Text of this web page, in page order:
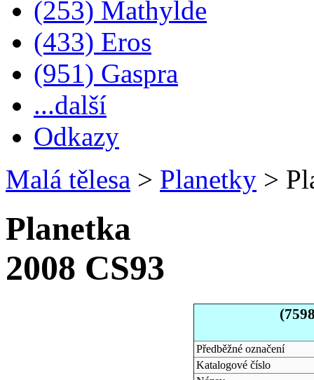
(253) Mathylde
(433) Eros
(951) Gaspra
...další
Odkazy
Malá tělesa > Planetky >
Planetka
2008 CS93
Předběžné označení
Katalogové číslo